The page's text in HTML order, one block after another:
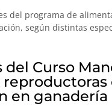
del programa de
según distintas
del Curso
reproductoras
en ganadería